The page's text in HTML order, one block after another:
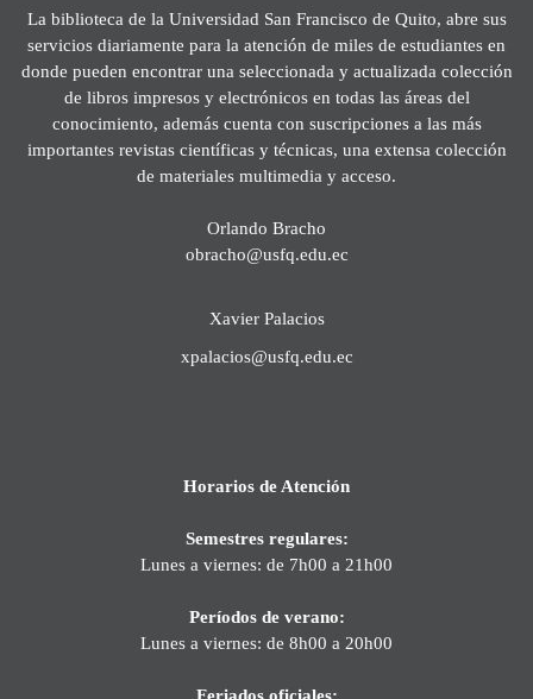
La biblioteca de la Universidad San Francisco de Quito, abre sus
servicios diariamente para la atención de miles de estudiantes en
donde pueden encontrar una seleccionada y actualizada colección
de libros impresos y electrónicos en todas las áreas del
conocimiento, además cuenta con suscripciones a las más
importantes revistas científicas y técnicas, una extensa colección
de materiales multimedia y acceso.
Orlando Bracho
obracho@usfq.edu.ec
Xavier Palacios
xpalacios@usfq.edu.ec
Horarios de Atención
Semestres regulares:
Lunes a viernes: de 7h00 a 21h00
Períodos de verano:
Lunes a viernes: de 8h00 a 20h00
Feriados oficiales: